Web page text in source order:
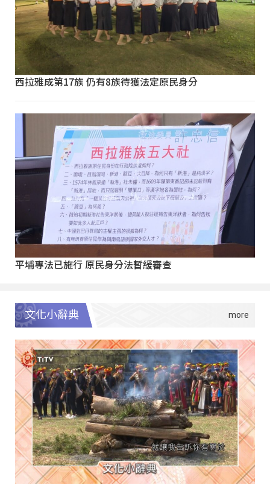
西拉雅成第17族 仍有8族待獲法定原民身分
平埔專法已施行 原民身分法暫緩審查
文化小辭典